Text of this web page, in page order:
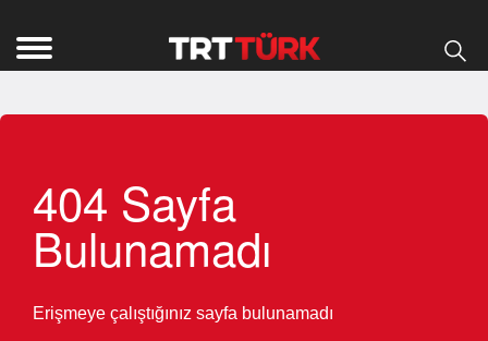
404 Sayfa
Bulunamadı
Erişmeye çalıştığınız sayfa bulunamadı